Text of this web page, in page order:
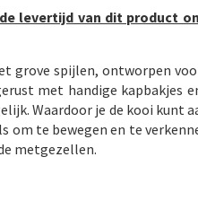
levertijd van dit product
grove spijlen, ontworpen
met handige
Waardoor je de kooi kunt
om te bewegen en te
metgezellen.